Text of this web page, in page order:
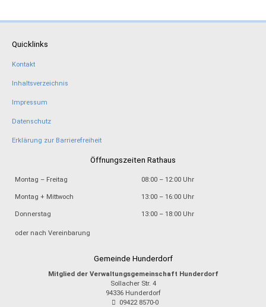
Quicklinks
Kontakt
Inhaltsverzeichnis
Impressum
Datenschutz
Erklärung zur Barrierefreiheit
Öffnungszeiten Rathaus
Montag – Freitag 08:00 – 12:00 Uhr
Montag + Mittwoch 13:00 – 16:00 Uhr
Donnerstag 13:00 – 18:00 Uhr
oder nach Vereinbarung
Gemeinde Hunderdorf
Mitglied der Verwaltungsgemeinschaft Hunderdorf
Sollacher Str. 4
94336 Hunderdorf
09422 8570-0